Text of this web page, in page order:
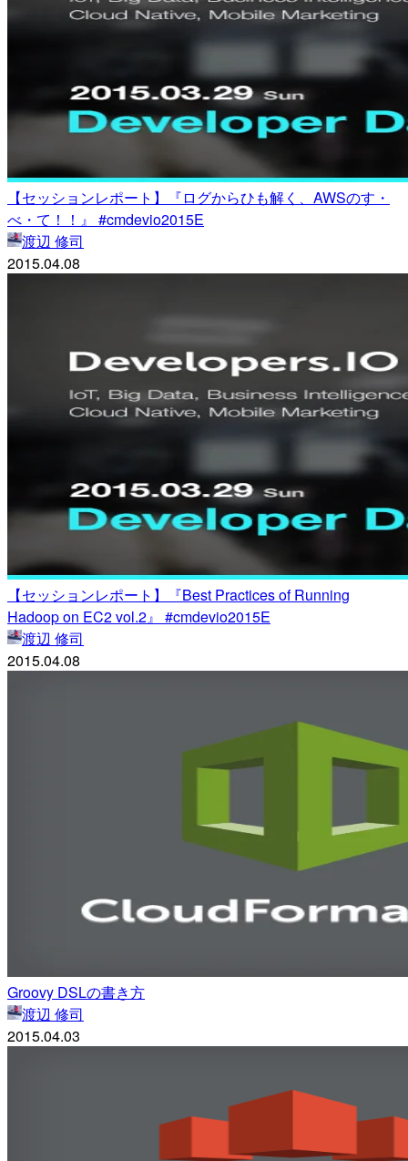
【セッションレポート】『ログからひも解く、AWSのす・
べ・て！！』 #cmdevio2015E
渡辺 修司
2015.04.08
【セッションレポート】『Best Practices of Running
Hadoop on EC2 vol.2』 #cmdevio2015E
渡辺 修司
2015.04.08
Groovy DSLの書き方
渡辺 修司
2015.04.03